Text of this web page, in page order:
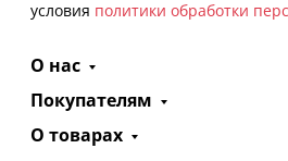
условия политики обработки
О нас
Покупателям
О товарах